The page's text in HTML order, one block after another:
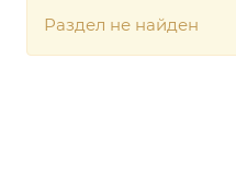
Раздел не найден